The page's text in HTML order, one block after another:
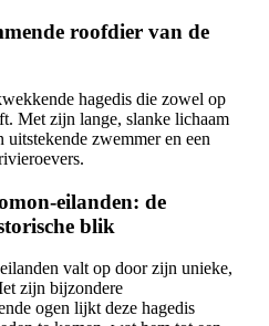
roofdier van de
hagedis die zowel op
Met zijn lange, slanke lichaam
zwemmer en een
eilanden: de
blik
valt op door zijn unieke,
zijn bijzondere
ogen lijkt deze hagedis